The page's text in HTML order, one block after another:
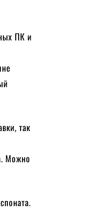
ПК и
так
Можно